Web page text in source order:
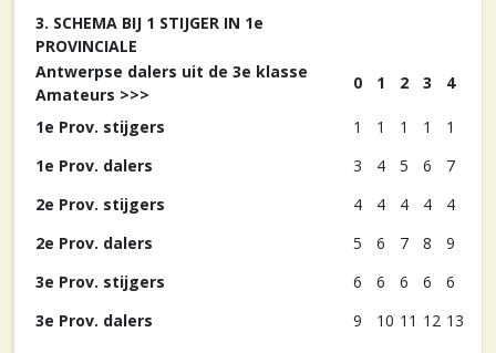
3. SCHEMA BIJ 1 STIJGER IN 1e
PROVINCIALE
Antwerpse dalers uit de 3e klasse
Amateurs >>>
0 1 2 3 4
1e Prov. stijgers 1 1 1 1
1
1e Prov. dalers
3 4 5 6
7
2e Prov. stijgers
4 4 4 4
4
2e Prov. dalers
5 6 7 8
9
3e Prov. stijgers
6 6 6 6
6
3e Prov. dalers
9 10 11 12 13